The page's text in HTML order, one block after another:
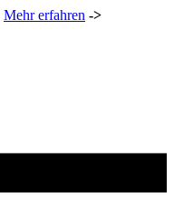
Mehr erfahren ->